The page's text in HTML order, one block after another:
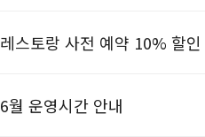
레스토랑 사전 예약 10% 할
6월 운영시간 안내